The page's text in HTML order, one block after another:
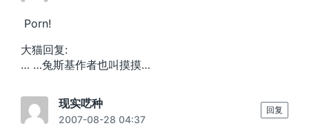
Porn!
大猫回复:
… …兔斯基作者也叫摸摸…
现实呓种
2007-08-28 04:37
回复